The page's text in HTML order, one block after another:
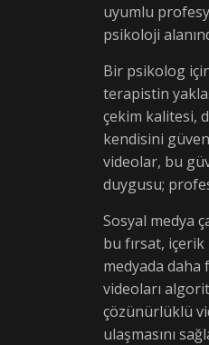
uyumlu
psikoloji
Bir psikolog
terapistin
çekim kalitesi,
kendisini
videolar, bu
duygusu;
Sosyal medya
bu fırsat,
medyada
videoları
çözünürlüklü
ulaşmasını